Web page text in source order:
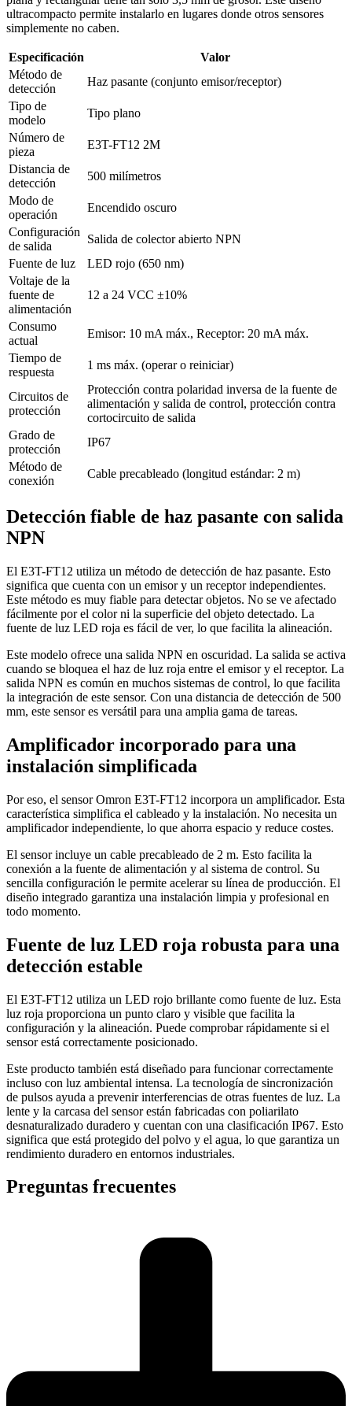
ultracompacto permite instalarlo en lugares donde otros sensores
simplemente no caben.
Especificación
Valor
Método de
detección
Haz pasante (conjunto emisor/receptor)
Tipo de
modelo
Tipo plano
Número de
pieza
E3T-FT12 2M
Distancia de
detección
500 milímetros
Modo de
operación
Encendido oscuro
Configuración
de salida
Salida de colector abierto NPN
Fuente de luz
LED rojo (650 nm)
Voltaje de la
fuente de
alimentación
12 a 24 VCC ±10%
Consumo
actual
Emisor: 10 mA máx., Receptor: 20 mA máx.
Tiempo de
respuesta
1 ms máx. (operar o reiniciar)
Circuitos de
protección
Protección contra polaridad inversa de la fuente de
alimentación y salida de control, protección contra
cortocircuito de salida
Grado de
protección
IP67
Método de
conexión
Cable precableado (longitud estándar: 2 m)
Detección fiable de haz pasante con salida
NPN
El E3T-FT12 utiliza un método de detección de haz pasante. Esto
significa que cuenta con un emisor y un receptor independientes.
Este método es muy fiable para detectar objetos. No se ve afectado
fácilmente por el color ni la superficie del objeto detectado. La
fuente de luz LED roja es fácil de ver, lo que facilita la alineación.
Este modelo ofrece una salida NPN en oscuridad. La salida se activa
cuando se bloquea el haz de luz roja entre el emisor y el receptor. La
salida NPN es común en muchos sistemas de control, lo que facilita
la integración de este sensor. Con una distancia de detección de 500
mm, este sensor es versátil para una amplia gama de tareas.
Amplificador incorporado para una
instalación simplificada
Por eso, el sensor Omron E3T-FT12 incorpora un amplificador. Esta
característica simplifica el cableado y la instalación. No necesita un
amplificador independiente, lo que ahorra espacio y reduce costes.
El sensor incluye un cable precableado de 2 m. Esto facilita la
conexión a la fuente de alimentación y al sistema de control. Su
sencilla configuración le permite acelerar su línea de producción. El
diseño integrado garantiza una instalación limpia y profesional en
todo momento.
Fuente de luz LED roja robusta para una
detección estable
El E3T-FT12 utiliza un LED rojo brillante como fuente de luz. Esta
luz roja proporciona un punto claro y visible que facilita la
configuración y la alineación. Puede comprobar rápidamente si el
sensor está correctamente posicionado.
Este producto también está diseñado para funcionar correctamente
incluso con luz ambiental intensa. La tecnología de sincronización
de pulsos ayuda a prevenir interferencias de otras fuentes de luz. La
lente y la carcasa del sensor están fabricadas con poliarilato
desnaturalizado duradero y cuentan con una clasificación IP67. Esto
significa que está protegido del polvo y el agua, lo que garantiza un
rendimiento duradero en entornos industriales.
Preguntas frecuentes